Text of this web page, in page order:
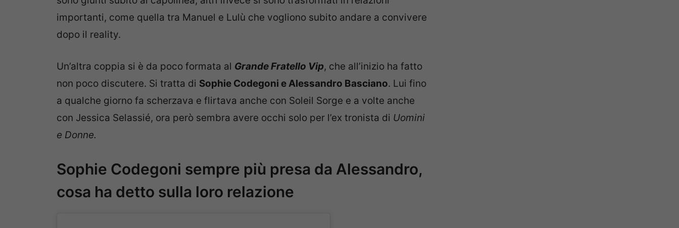
importanti, come quella tra Manuel e Lulù che vogliono subito andare a convivere
dopo il reality.
Un’altra coppia si è da poco formata al Grande Fratello Vip, che all’inizio ha fatto
non poco discutere. Si tratta di Sophie Codegoni e Alessandro Basciano. Lui fino
a qualche giorno fa scherzava e flirtava anche con Soleil Sorge e a volte anche
con Jessica Selassié, ora però sembra avere occhi solo per l’ex tronista di Uomini
e Donne.
Sophie Codegoni sempre più presa da Alessandro,
cosa ha detto sulla loro relazione